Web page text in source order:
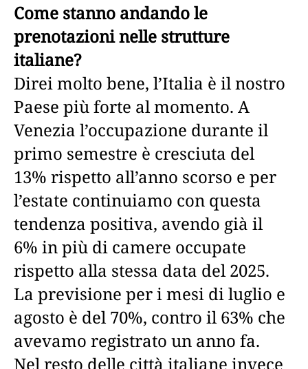
Come stanno andando le
prenotazioni nelle strutture
italiane?
Direi molto bene, l’Italia è il nostro
Paese più forte al momento. A
Venezia l’occupazione durante il
primo semestre è cresciuta del
13% rispetto all’anno scorso e per
l’estate continuiamo con questa
tendenza positiva, avendo già il
6% in più di camere occupate
rispetto alla stessa data del 2025.
La previsione per i mesi di luglio e
agosto è del 70%, contro il 63% che
avevamo registrato un anno fa.
Nel resto delle città italiane invece